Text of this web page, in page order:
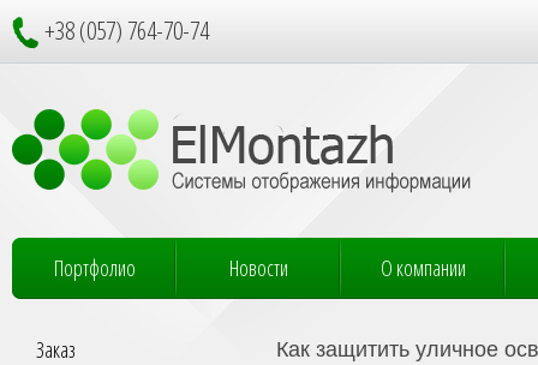
+38 (057) 764-70-74
Портфолио Новости О компании
Заказ
Как защитить уличное